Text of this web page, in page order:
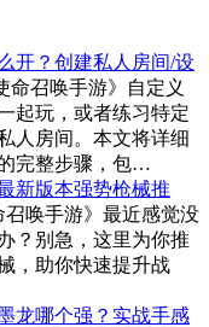
开？创建私人房间/设
召唤手游》自定义
起玩，或者练习特定
人房间。本文将详细
完整步骤，包…
新版本强势枪械推
唤手游》最近感觉没
？别急，这里为你推
，助你快速提升战
龙哪个强？实战手感